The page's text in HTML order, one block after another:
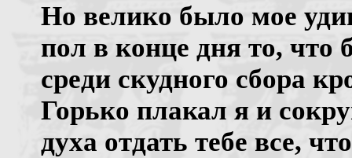
Но велико было мое
пол в конце дня то,
среди скудного сбора
Горько плакал я и
духа отдать тебе все,